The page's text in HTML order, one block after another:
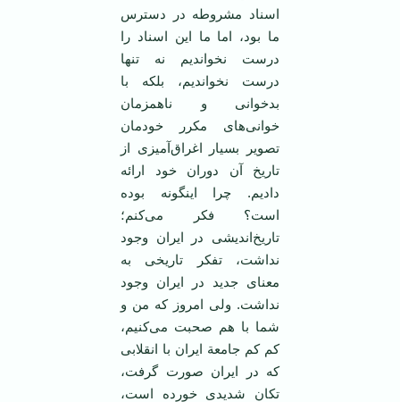
اسناد مشروطه در دسترس
ما بود، اما ما این اسناد را
درست نخواندیم نه تنها
درست نخواندیم، بلکه با
بدخوانی و ناهمزمان
خوانی‌های مکرر خودمان
تصویر بسیار اغراق‌آمیزی از
تاریخ آن دوران خود ارائه
دادیم. چرا اینگونه بوده
است؟ فکر می‌کنم؛
تاریخ‌اندیشی در ایران وجود
نداشت، تفکر تاریخی به
معنای جدید در ایران وجود
نداشت. ولی امروز که من و
شما با هم صحبت می‌کنیم،
کم کم جامعة ایران با انقلابی
که در ایران صورت گرفت،
تکان شدیدی خورده است،